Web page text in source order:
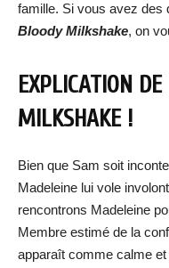
famille. Si vous avez des
Bloody Milkshake, on
EXPLICATION
MILKSHAKE !
Bien que Sam soit
Madeleine lui vole
rencontrons Madeleine
Membre estimé de la
apparaît comme calme et